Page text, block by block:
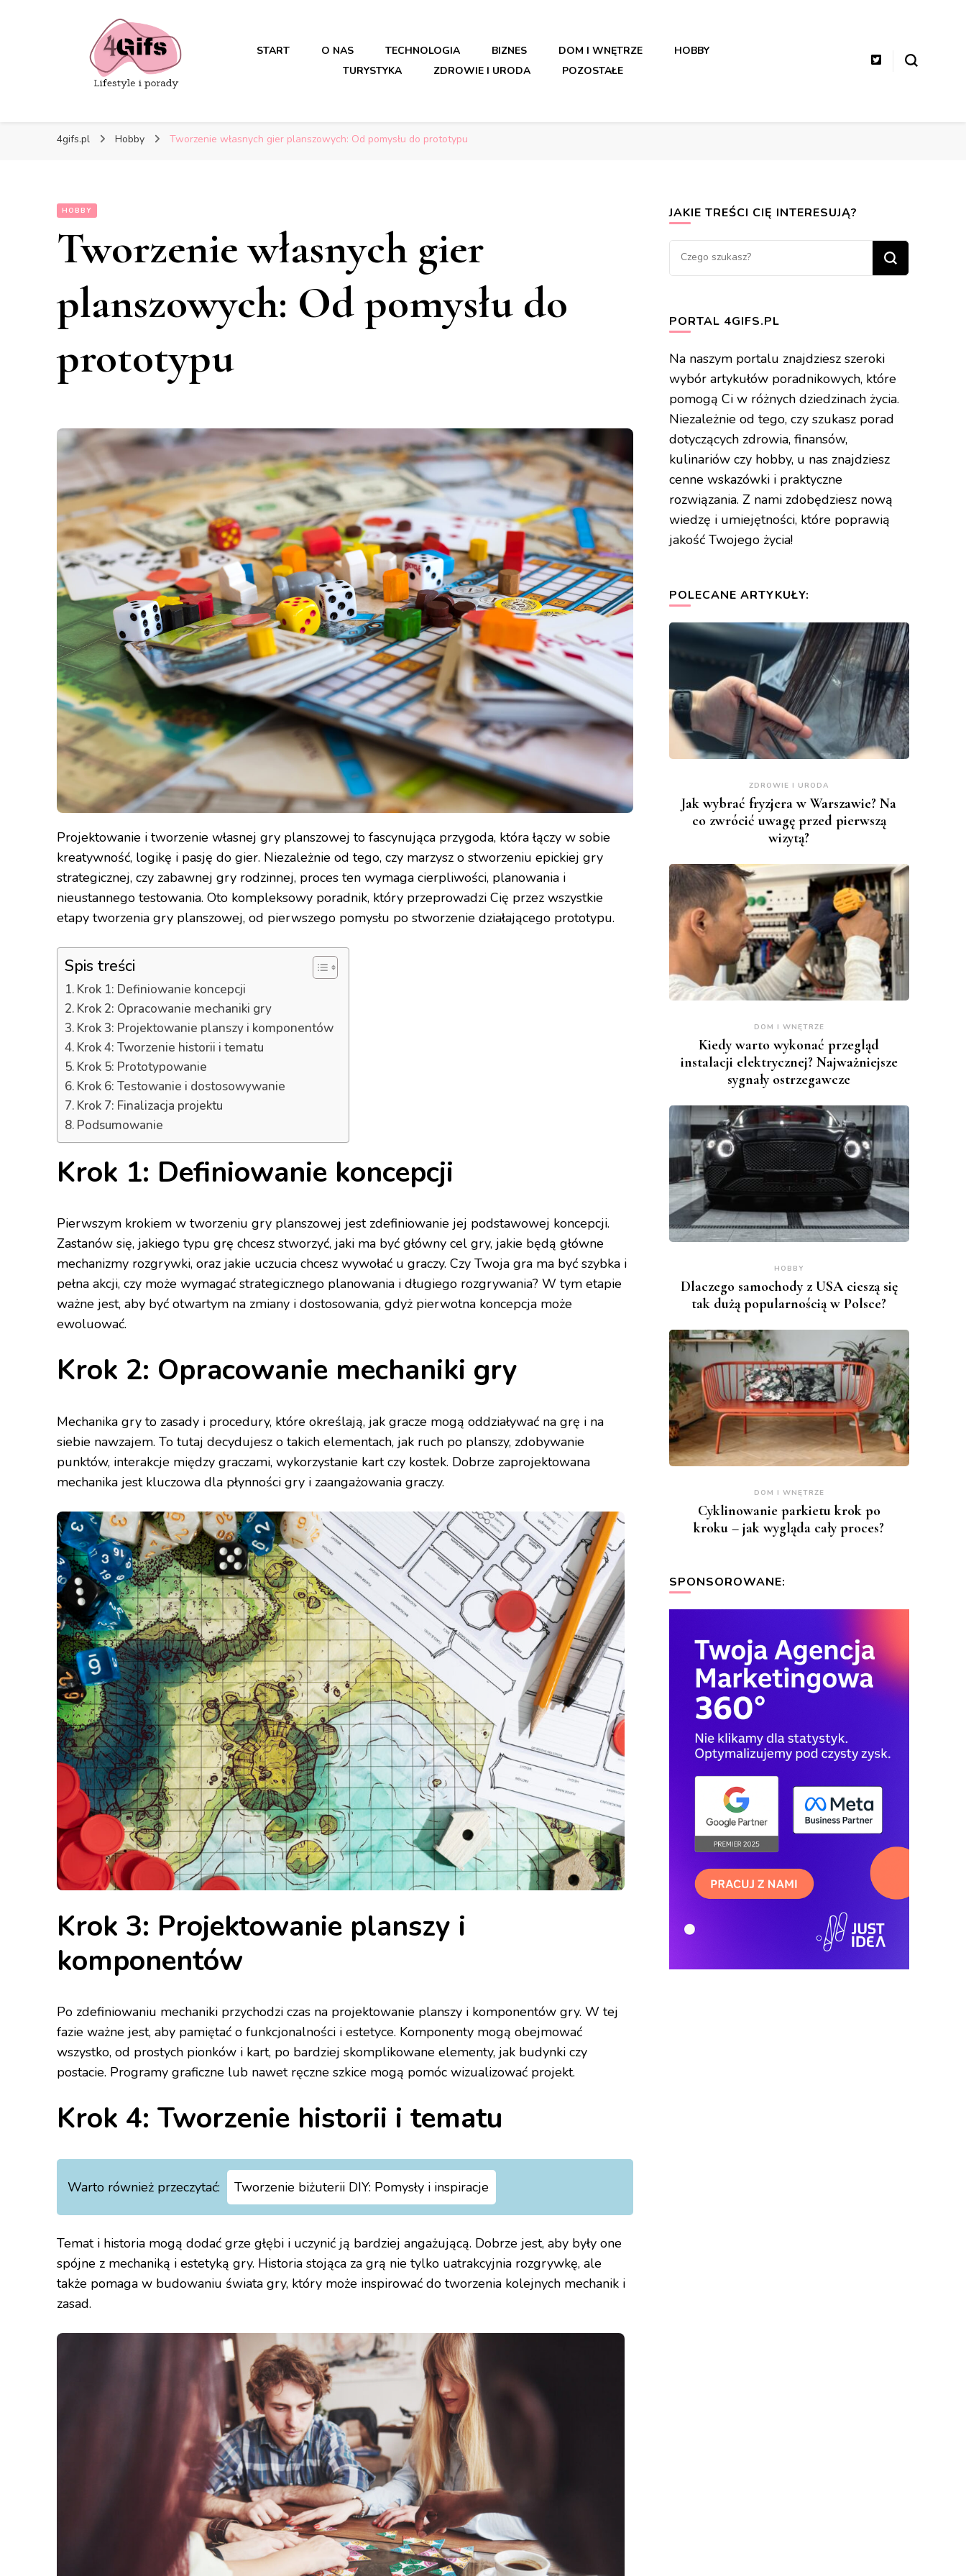
START O NAS TECHNOLOGIA BIZNES DOM I WNĘTRZE
HOBBY
TURYSTYKA
ZDROWIE I URODA POZOSTAŁE
4gifs.pl Hobby Tworzenie własnych gier planszowych: Od pomysłu do prototypu
HOBBY
Tworzenie własnych gier
planszowych: Od pomysłu do
prototypu
Projektowanie i tworzenie własnej gry planszowej to fascynująca przygoda, która łączy w sobie
kreatywność, logikę i pasję do gier. Niezależnie od tego, czy marzysz o stworzeniu epickiej gry
strategicznej, czy zabawnej gry rodzinnej, proces ten wymaga cierpliwości, planowania i
nieustannego testowania. Oto kompleksowy poradnik, który przeprowadzi Cię przez wszystkie
etapy tworzenia gry planszowej, od pierwszego pomysłu po stworzenie działającego prototypu.
Spis treści
Krok 1: Definiowanie koncepcji
Krok 2: Opracowanie mechaniki gry
Krok 3: Projektowanie planszy i komponentów
Krok 4: Tworzenie historii i tematu
Krok 5: Prototypowanie
Krok 6: Testowanie i dostosowywanie
Krok 7: Finalizacja projektu
Podsumowanie
Krok 1: Definiowanie koncepcji
Pierwszym krokiem w tworzeniu gry planszowej jest zdefiniowanie jej podstawowej koncepcji.
Zastanów się, jakiego typu grę chcesz stworzyć, jaki ma być główny cel gry, jakie będą główne
mechanizmy rozgrywki, oraz jakie uczucia chcesz wywołać u graczy. Czy Twoja gra ma być szybka i
pełna akcji, czy może wymagać strategicznego planowania i długiego rozgrywania? W tym etapie
ważne jest, aby być otwartym na zmiany i dostosowania, gdyż pierwotna koncepcja może
ewoluować.
Krok 2: Opracowanie mechaniki gry
Mechanika gry to zasady i procedury, które określają, jak gracze mogą oddziaływać na grę i na
siebie nawzajem. To tutaj decydujesz o takich elementach, jak ruch po planszy, zdobywanie
punktów, interakcje między graczami, wykorzystanie kart czy kostek. Dobrze zaprojektowana
mechanika jest kluczowa dla płynności gry i zaangażowania graczy.
Krok 3: Projektowanie planszy i
komponentów
Po zdefiniowaniu mechaniki przychodzi czas na projektowanie planszy i komponentów gry. W tej
fazie ważne jest, aby pamiętać o funkcjonalności i estetyce. Komponenty mogą obejmować
wszystko, od prostych pionków i kart, po bardziej skomplikowane elementy, jak budynki czy
postacie. Programy graficzne lub nawet ręczne szkice mogą pomóc wizualizować projekt.
Krok 4: Tworzenie historii i tematu
Warto również przeczytać: Tworzenie biżuterii DIY: Pomysły i inspiracje
Temat i historia mogą dodać grze głębi i uczynić ją bardziej angażującą. Dobrze jest, aby były one
spójne z mechaniką i estetyką gry. Historia stojąca za grą nie tylko uatrakcyjnia rozgrywkę, ale
także pomaga w budowaniu świata gry, który może inspirować do tworzenia kolejnych mechanik i
zasad.
JAKIE TREŚCI CIĘ INTERESUJĄ?
Szukasz
czegoś?
PORTAL 4GIFS.PL
Na naszym portalu znajdziesz szeroki
wybór artykułów poradnikowych, które
pomogą Ci w różnych dziedzinach życia.
Niezależnie od tego, czy szukasz porad
dotyczących zdrowia, finansów,
kulinariów czy hobby, u nas znajdziesz
cenne wskazówki i praktyczne
rozwiązania. Z nami zdobędziesz nową
wiedzę i umiejętności, które poprawią
jakość Twojego życia!
POLECANE ARTYKUŁY:
ZDROWIE I URODA
Jak wybrać fryzjera w Warszawie? Na
co zwrócić uwagę przed pierwszą
wizytą?
DOM I WNĘTRZE
Kiedy warto wykonać przegląd
instalacji elektrycznej? Najważniejsze
sygnały ostrzegawcze
HOBBY
Dlaczego samochody z USA cieszą się
tak dużą popularnością w Polsce?
DOM I WNĘTRZE
Cyklinowanie parkietu krok po
kroku – jak wygląda cały proces?
SPONSOROWANE: